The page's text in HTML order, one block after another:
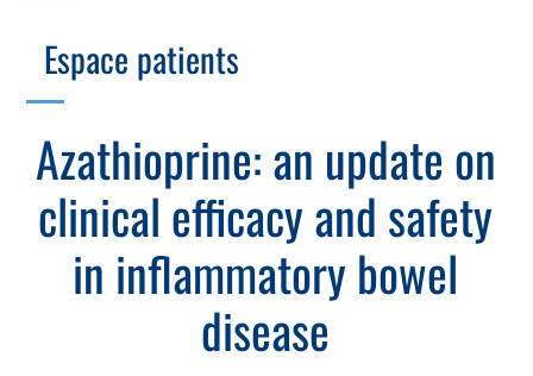
Azathioprine: an update on
clinical efficacy and safety
in inflammatory bowel
disease
Échographie
Gastro-pédiatrie
Hépatologie
MICI
Cotation des actes, lien avec les syndicats
Juridique
Plateau technique
Espace patients
Estomac
Foie
Nutrition